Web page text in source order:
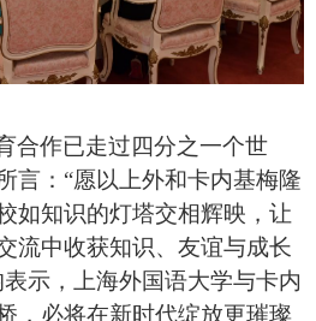
合作已走过四分之一个世
言： “愿以上外和卡内基梅隆
如知识的灯塔交相辉映，让
流中收获知识、友谊与成长
示，上海外国语大学与卡内
，必将在新时代绽放更璀璨